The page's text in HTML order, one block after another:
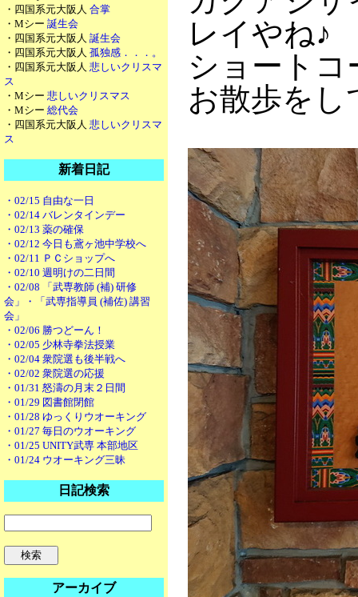
・四国系元大阪人 合掌
・Mシー 誕生会
・四国系元大阪人 誕生会
・四国系元大阪人 孤独感．．．。
・四国系元大阪人 悲しいクリスマ
ス
・Mシー 悲しいクリスマス
・Mシー 総代会
・四国系元大阪人 悲しいクリスマ
ス
新着日記
・02/15 自由な一日
・02/14 バレンタインデー
・02/13 薬の確保
・02/12 今日も鳶ヶ池中学校へ
・02/11 ＰＣショップへ
・02/10 週明けの二日間
・02/08 「武専教師 (補) 研修
会」・「武専指導員 (補佐) 講習
会」
・02/06 勝つどーん！
・02/05 少林寺拳法授業
・02/04 衆院選も後半戦へ
・02/02 衆院選の応援
・01/31 怒濤の月末２日間
・01/29 図書館閉館
・01/28 ゆっくりウオーキング
・01/27 毎日のウオーキング
・01/25 UNITY武専 本部地区
・01/24 ウオーキング三昧
日記検索
アーカイブ
レイやね♪
ショート
お散歩をし